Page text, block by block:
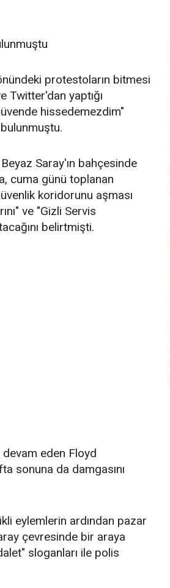
protestoların bitmesi
Twitter'dan yaptığı
hissedemezdim"
Saray'ın bahçesinde
cuma günü toplanan
koridorunu aşması
ve "Gizli Servis
belirtmişti.
devam eden Floyd
sonuna da damgasını
eylemlerin ardından pazar
çevresinde bir araya
sloganları ile polis